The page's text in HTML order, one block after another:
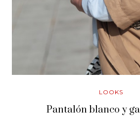
LOOKS
Pantalón blanco y